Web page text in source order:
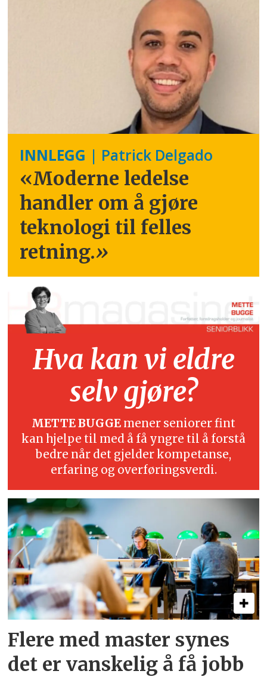
INNLEGG | Patrick Delgado
«Moderne ledelse
handler om å gjøre
teknologi til felles
retning.»
Hva kan vi eldre
selv gjøre?
METTE BUGGE mener seniorer fint
kan hjelpe til med å få yngre til å forstå
bedre når det gjelder kompetanse,
erfaring og overføringsverdi.
Flere med master synes
det er vanskelig å få jobb